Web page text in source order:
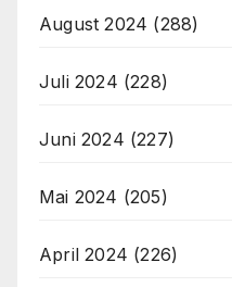
August 2024 (288)
Juli 2024 (228)
Juni 2024 (227)
Mai 2024 (205)
April 2024 (226)